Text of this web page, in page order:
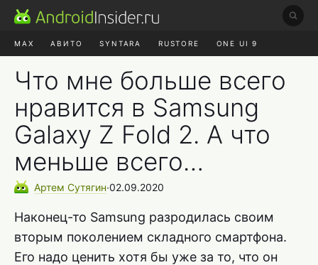
MAX АВИТО SYNTARA RUSTORE ONE UI 9
HYPEROS 4
Что мне больше всего
нравится в Samsung
Galaxy Z Fold 2. А что
меньше всего…
Артем Сутягин∙02.09.2020
Наконец-то Samsung разродилась своим
вторым поколением складного смартфона.
Его надо ценить хотя бы уже за то, что он